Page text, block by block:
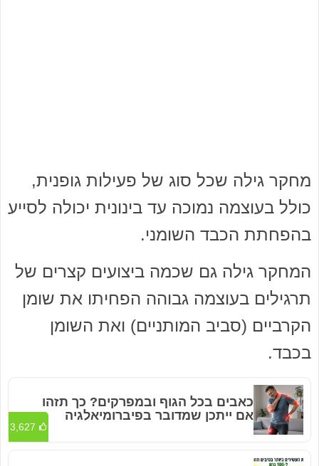
מחקר גילה שכל סוג של פעילות גופנית,
כולל בעוצמה נמוכה עד בינונית יכולה לסייע
בהפחתת הכבד השומני.
המחקר גילה גם שכמה ביצועים קצרים של
תרגילים בעוצמה גבוהה הפחיתו את שומן
הקרביים (סביב המותניים) ואת השומן
בכבד.
כאבים בכל הגוף ובמפרקים? כך תזהו
אם ייתכן שמדובר בפיברומיאלגיה
3,627